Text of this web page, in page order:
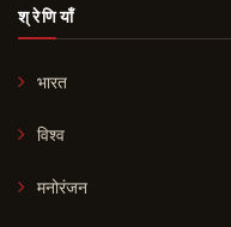
श्रेणियाँ
भारत
विश्व
मनोरंजन